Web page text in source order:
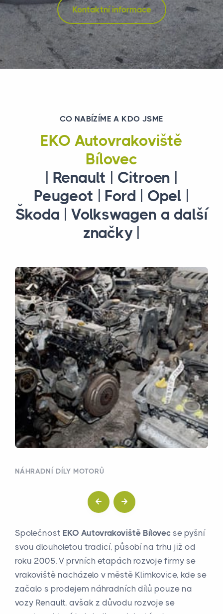
Kontaktní informace
CO NABÍZÍME A KDO JSME
EKO Autovrakoviště
Bílovec
| Renault | Citroen |
Peugeot | Ford | Opel |
Škoda | Volkswagen a další
značky |
NÁHRADNÍ DÍLY MOTORŮ
Společnost EKO Autovrakoviště Bílovec se pyšní
svou dlouholetou tradicí, působí na trhu již od
roku 2005. V prvních etapách rozvoje firmy se
vrakoviště nacházelo v městě Klimkovice, kde se
začalo s prodejem náhradních dílů pouze na
vozy Renault, avšak z důvodu rozvoje se